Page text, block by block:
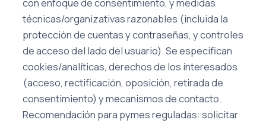
con enfoque de consentimiento, y medidas
técnicas/organizativas razonables (incluida la
protección de cuentas y contraseñas, y controles
de acceso del lado del usuario). Se especifican
cookies/analíticas, derechos de los interesados
(acceso, rectificación, oposición, retirada de
consentimiento) y mecanismos de contacto.
Recomendación para pymes reguladas: solicitar